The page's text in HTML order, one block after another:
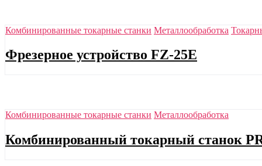
Комбинированные токарные станки Металлообработка
Фрезерное устройство FZ-25E
Комбинированные токарные станки Металлообработка
Комбинированный токарный станок